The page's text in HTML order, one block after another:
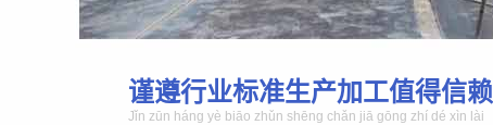
谨遵行业标准生产加工值得信赖
Jǐn zūn háng yè biāo zhǔn shēng chǎn jiā gōng zhí dé xìn lài